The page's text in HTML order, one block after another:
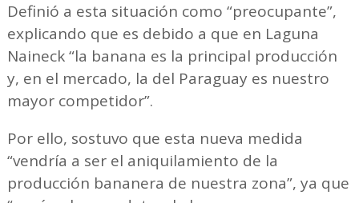
Definió a esta situación como “preocupante”,
explicando que es debido a que en Laguna
Naineck “la banana es la principal producción
y, en el mercado, la del Paraguay es nuestro
mayor competidor”.
Por ello, sostuvo que esta nueva medida
“vendría a ser el aniquilamiento de la
producción bananera de nuestra zona”, ya que